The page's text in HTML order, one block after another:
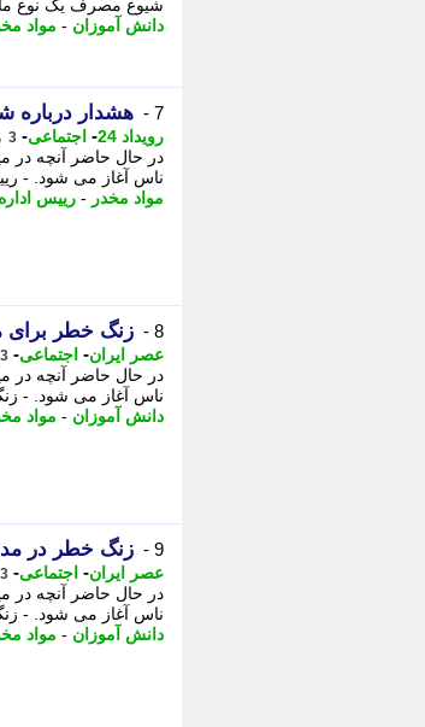
شیوع مصرف یک نوع
دانش آموزان - مواد
7 - هشدار
رویداد 24 - اجتماعی- 3 روز پیش - سه شنبه 13 مرداد 1405، 11:42
در حال حاضر آنچه در
ناس آغاز می شود. -
مواد مخدر - رییس
8 - زنگ خطر
عصر ایران- اجتماعی- 3 روز پیش - سه شنبه 13 مرداد 1405، 10:45
در حال حاضر آنچه در
ناس آغاز می شود. -
دانش آموزان - مواد
9 - زنگ خطر در
عصر ایران- اجتماعی- 3 روز پیش - سه شنبه 13 مرداد 1405، 10:40
در حال حاضر آنچه در
ناس آغاز می شود. -
دانش آموزان - مواد